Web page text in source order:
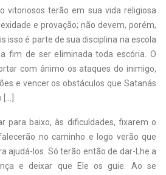
vitoriosos terão em sua vida religiosa
e provação; não devem, porém,
isso é parte de sua disciplina na escola
fim de ser eliminada toda escória. O
com ânimo os ataques do inimigo,
e vencer os obstáculos que Satanás
para baixo, às dificuldades, fixarem o
no caminho e logo verão que
ajudá-los. Só terão então de dar-Lhe a
e deixar que Ele os guie. Ao se